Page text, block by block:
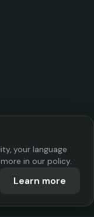
your language
in our policy.
Learn more